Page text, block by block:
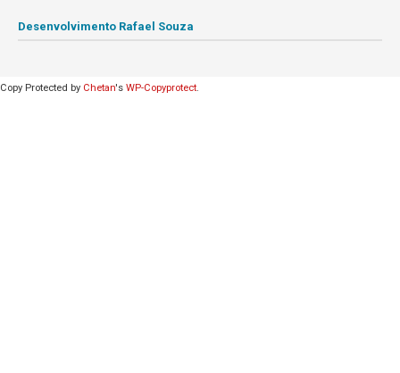
Desenvolvimento Rafael Souza
Copy Protected by Chetan's WP-Copyprotect.